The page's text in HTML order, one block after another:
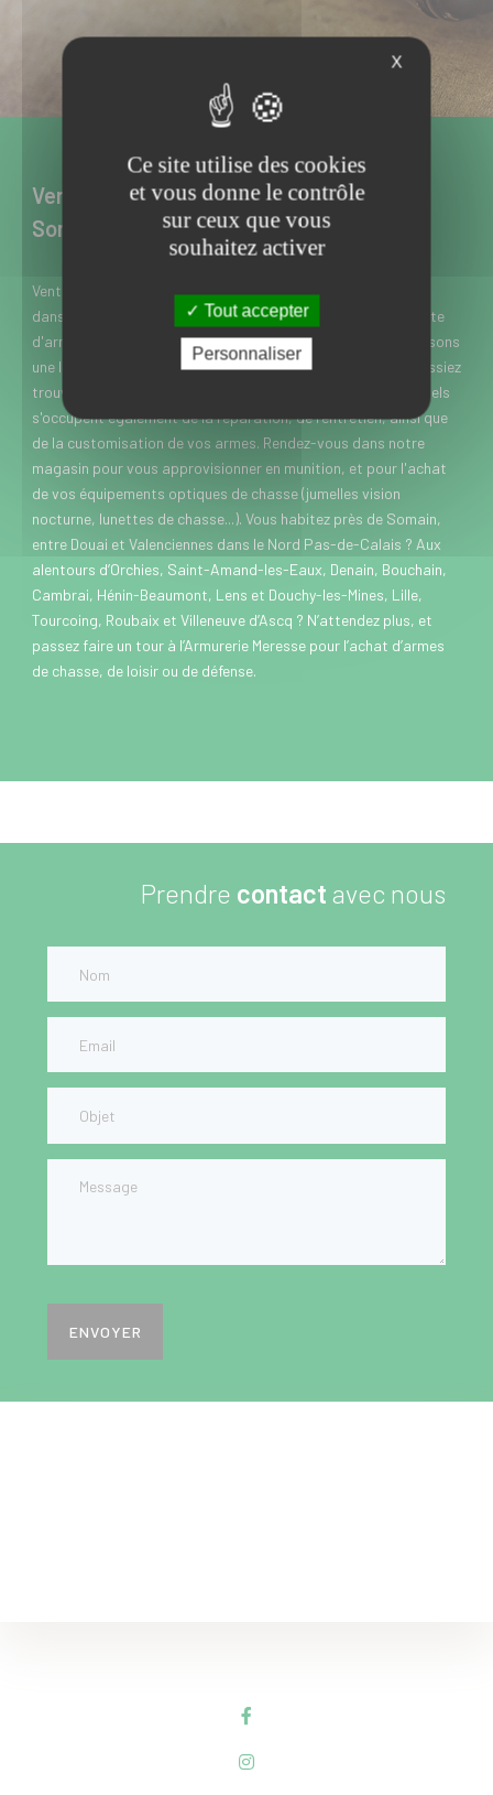
Vente d’armes neuves et d’occasion à
Somain dans le Nord
Vente d’armes neuves et d’occasion à Somain près de Douai
dans le Nord, l’Armurerie Meresse est spécialisée dans la vente
d'armes de chasse, de loisir et de défense. Nous vous proposons
une large gamme de marques et modèles, pour que vous puissiez
trouver rapidement chaussure à votre pied. Nos professionnels
s'occupent également de la réparation, de l'entretien, ainsi que
de la customisation de vos armes. Rendez-vous dans notre
magasin pour vous approvisionner en munition, et pour l'achat
de vos équipements optiques de chasse (jumelles vision
nocturne, lunettes de chasse...). Vous habitez près de Somain,
entre Douai et Valenciennes dans le Nord Pas-de-Calais ? Aux
alentours d’Orchies, Saint-Amand-les-Eaux, Denain, Bouchain,
Cambrai, Hénin-Beaumont, Lens et Douchy-les-Mines, Lille,
Tourcoing, Roubaix et Villeneuve d’Ascq ? N’attendez plus, et
passez faire un tour à l’Armurerie Meresse pour l’achat d’armes
de chasse, de loisir ou de défense.
Prendre contact avec nous
ENVOYER
X
Ce site utilise des cookies
et vous donne le contrôle
sur ceux que vous
souhaitez activer
Tout accepter
Personnaliser